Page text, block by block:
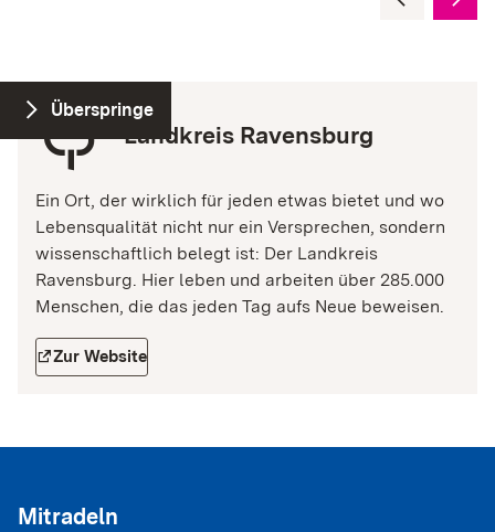
Überspringe
tree Landkreis Ravensburg
Ein Ort, der wirklich für jeden etwas bietet und wo
Lebensqualität nicht nur ein Versprechen, sondern
wissenschaftlich belegt ist: Der Landkreis
Ravensburg. Hier leben und arbeiten über 285.000
Menschen, die das jeden Tag aufs Neue beweisen.
square_arrow_toprightZur Website
Mitradeln